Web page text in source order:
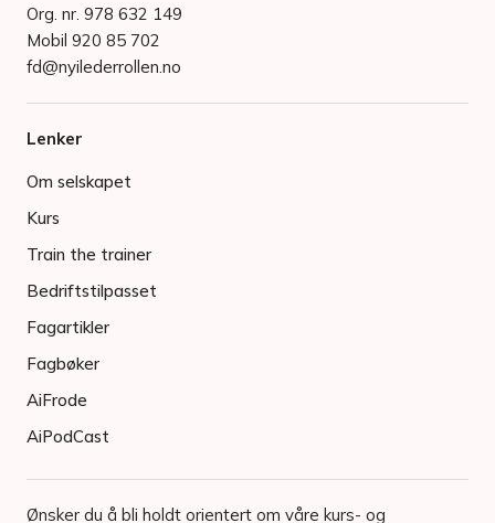
Org. nr. 978 632 149
Mobil 920 85 702
fd@nyilederrollen.no
Lenker
Om selskapet
Kurs
Train the trainer
Bedriftstilpasset
Fagartikler
Fagbøker
AiFrode
AiPodCast
Ønsker du å bli holdt orientert om våre kurs- og